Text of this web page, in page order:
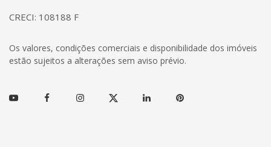
CRECI: 108188 F
Os valores, condições comerciais e disponibilidade dos imóveis
estão sujeitos a alterações sem aviso prévio.
Youtube FacebookInstagramTwitter Linkedin Pinterest